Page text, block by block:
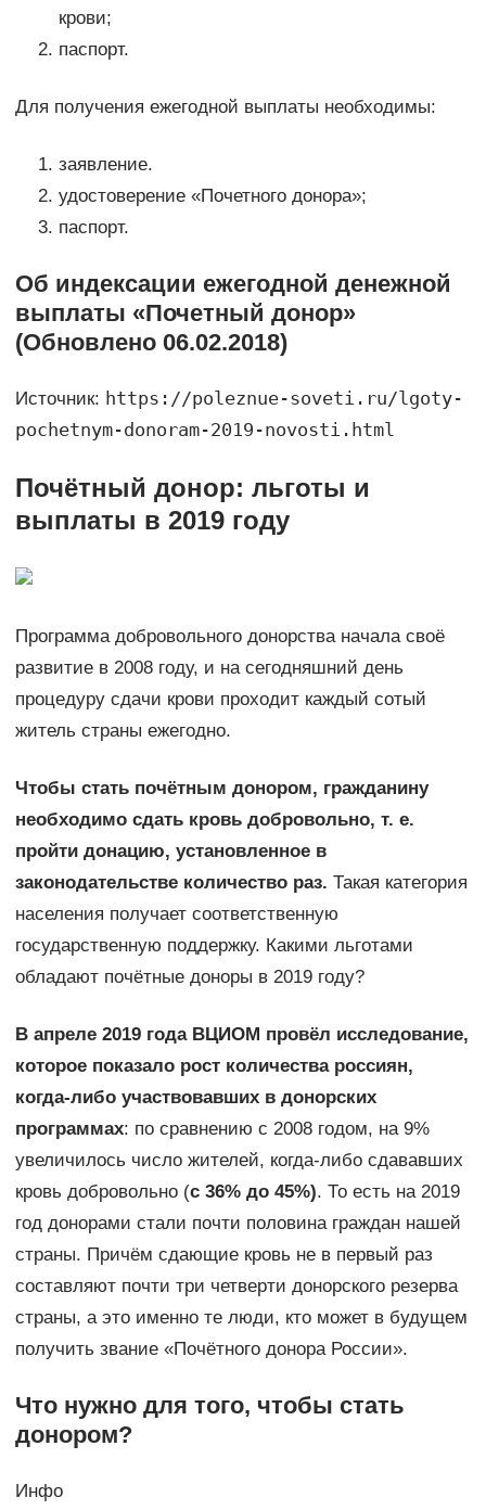
крови;
паспорт.
Для получения ежегодной выплаты необходимы:
заявление.
удостоверение «Почетного донора»;
паспорт.
Об индексации ежегодной денежной
выплаты «Почетный донор»
(Обновлено 06.02.2018)
Источник: https://poleznue-soveti.ru/lgoty-
pochetnym-donoram-2019-novosti.html
Почётный донор: льготы и
выплаты в 2019 году
Программа добровольного донорства начала своё
развитие в 2008 году, и на сегодняшний день
процедуру сдачи крови проходит каждый сотый
житель страны ежегодно.
Чтобы стать почётным донором, гражданину
необходимо сдать кровь добровольно, т. е.
пройти донацию, установленное в
законодательстве количество раз. Такая категория
населения получает соответственную
государственную поддержку. Какими льготами
обладают почётные доноры в 2019 году?
В апреле 2019 года ВЦИОМ провёл исследование,
которое показало рост количества россиян,
когда-либо участвовавших в донорских
программах: по сравнению с 2008 годом, на 9%
увеличилось число жителей, когда-либо сдававших
кровь добровольно (с 36% до 45%). То есть на 2019
год донорами стали почти половина граждан нашей
страны. Причём сдающие кровь не в первый раз
составляют почти три четверти донорского резерва
страны, а это именно те люди, кто может в будущем
получить звание «Почётного донора России».
Что нужно для того, чтобы стать
донором?
Инфо